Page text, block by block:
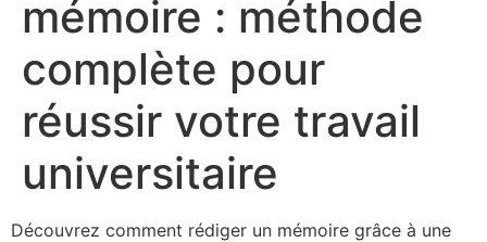
mémoire : méthode
complète pour
réussir votre travail
universitaire
Découvrez comment rédiger un mémoire grâce à une